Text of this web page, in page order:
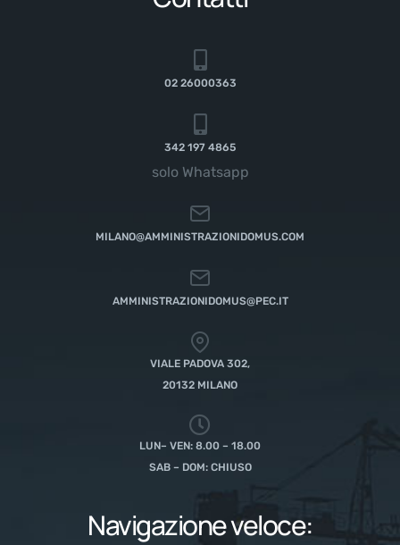
02 26000363
342 197 4865
solo Whatsapp
MILANO@AMMINISTRAZIONIDOMUS.COM
AMMINISTRAZIONIDOMUS@PEC.IT
VIALE PADOVA 302,
20132 MILANO
LUN– VEN: 8.00 – 18.00
SAB – DOM: CHIUSO
Navigazione veloce: